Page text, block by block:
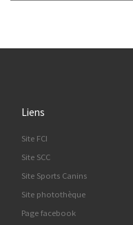
Liens
Site FCI
Site SCC
Site Sports Canins
Site photothèque
Page facebook